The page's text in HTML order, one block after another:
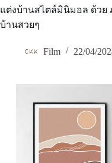
แต่งบ้านสไตล์มินิมอล ด้วย
บ้านสวยๆ
Film 22/04/